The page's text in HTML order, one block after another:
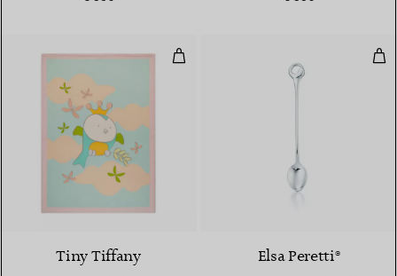
Decke „Vogelbaby“ aus Kaschmir
Tiny Tiffany Elsa Peretti®